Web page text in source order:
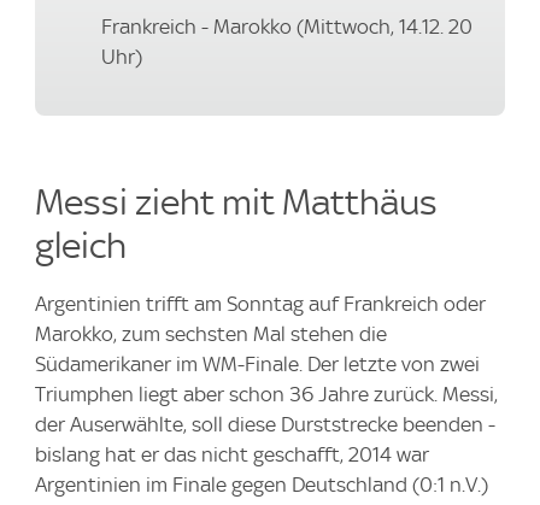
Frankreich - Marokko (Mittwoch, 14.12. 20
Uhr)
Messi zieht mit Matthäus
gleich
Argentinien trifft am Sonntag auf Frankreich oder
Marokko, zum sechsten Mal stehen die
Südamerikaner im WM-Finale. Der letzte von zwei
Triumphen liegt aber schon 36 Jahre zurück. Messi,
der Auserwählte, soll diese Durststrecke beenden -
bislang hat er das nicht geschafft, 2014 war
Argentinien im Finale gegen Deutschland (0:1 n.V.)